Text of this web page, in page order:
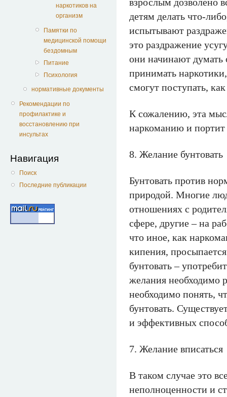
наркотиков на
организм
Памятки по
медицинской помощи
бездомным
Питание
Психология
нормативные документы
Рекомендации по
профилактике и
восстановлению при
инсультах
Навигация
Поиск
Последние публикации
детям делать что-
испытывают
это раздражение
они начинают думать
принимать
смогут поступать, как
К сожалению, эта
наркоманию и
8. Желание бунтовать
Бунтовать против
природой. Многие
отношениях с
сфере, другие – на
что иное, как
кипения,
бунтовать –
желания необходимо
необходимо понять,
бунтовать.
и эффективных
7. Желание вписаться
В таком случае это
неполноценности и